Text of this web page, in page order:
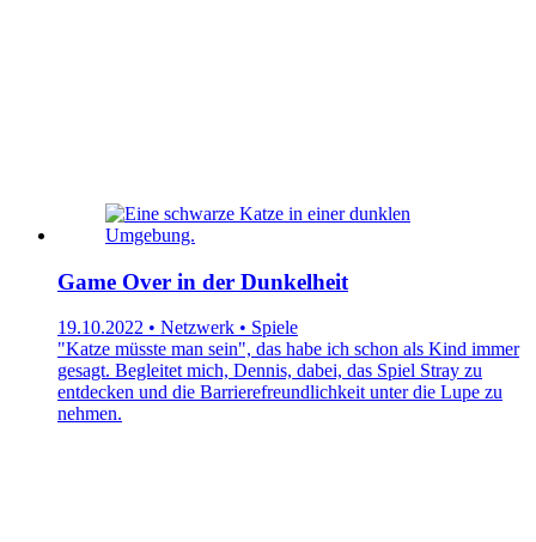
Game Over in der Dunkelheit
19.10.2022 • Netzwerk • Spiele
"Katze müsste man sein", das habe ich schon als Kind immer
gesagt. Begleitet mich, Dennis, dabei, das Spiel Stray zu
entdecken und die Barrierefreundlichkeit unter die Lupe zu
nehmen.